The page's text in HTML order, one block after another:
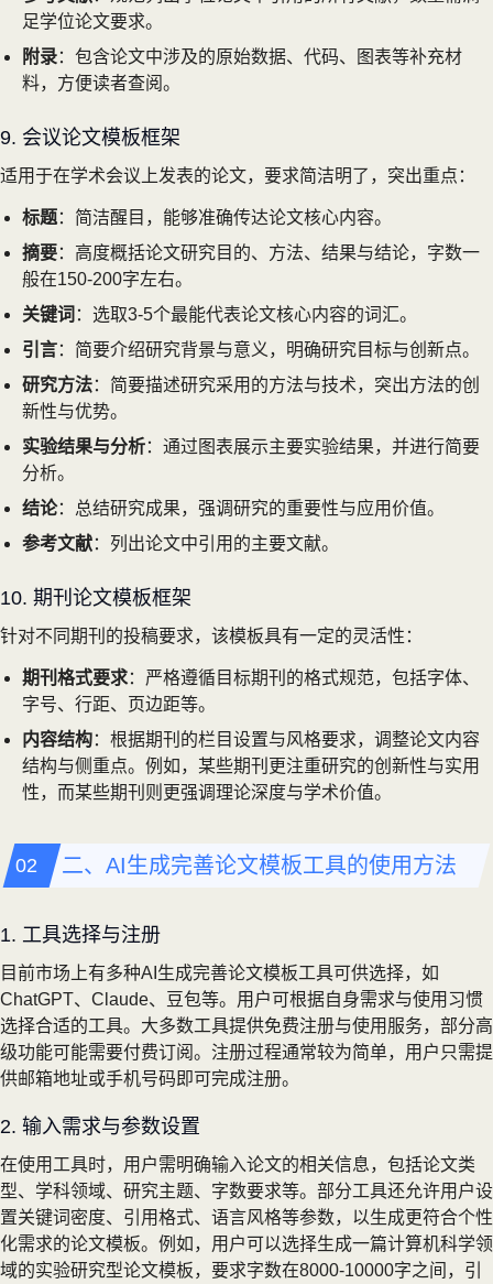
足学位论文要求。
附录：包含论文中涉及的原始数据、代码、图表等补充材
料，方便读者查阅。
9. 会议论文模板框架
适用于在学术会议上发表的论文，要求简洁明了，突出重点：
标题：简洁醒目，能够准确传达论文核心内容。
摘要：高度概括论文研究目的、方法、结果与结论，字数一
般在150-200字左右。
关键词 ：选取3-5个最能代表论文核心内容的词汇。
引言：简要介绍研究背景与意义，明确研究目标与创新点。
研究方法：简要描述研究采用的方法与技术，突出方法的创
新性与优势。
实验结果与分析：通过图表展示主要实验结果，并进行简要
分析。
结论：总结研究成果，强调研究的重要性与应用价值。
参考文献：列出论文中引用的主要文献。
10. 期刊论文模板框架
针对不同期刊的投稿要求，该模板具有一定的灵活性：
期刊格式要求：严格遵循目标期刊的格式规范，包括字体、
字号、行距、页边距等。
内容结构：根据期刊的栏目设置与风格要求，调整论文内容
结构与侧重点。例如，某些期刊更注重研究的创新性与实用
性，而某些期刊则更强调理论深度与学术价值。
二、AI生成完善论文模板工具的使用方法
1. 工具选择与注册
目前市场上有多种AI生成完善论文模板工具可供选择，如
ChatGPT、Claude、豆包等。用户可根据自身需求与使用习惯
选择合适的工具。大多数工具提供免费注册与使用服务，部分高
级功能可能需要付费订阅。注册过程通常较为简单，用户只需提
供邮箱地址或手机号码即可完成注册。
2. 输入需求与参数设置
在使用工具时，用户需明确输入论文的相关信息，包括论文类
型、学科领域、研究主题、字数要求等。部分工具还允许用户设
置关键词密度、引用格式、语言风格等参数，以生成更符合个性
化需求的论文模板。例如，用户可以选择生成一篇计算机科学领
域的实验研究型论文模板，要求字数在8000-10000字之间，引